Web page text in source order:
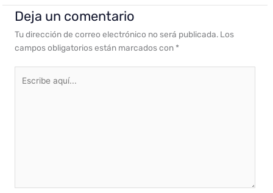
Deja un comentario
Tu dirección de correo electrónico no será publicada. Los
campos obligatorios están marcados con *
aquí...